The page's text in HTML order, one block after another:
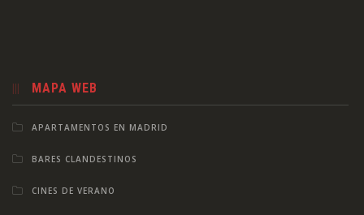
MAPA WEB
APARTAMENTOS EN MADRID
BARES CLANDESTINOS
CINES DE VERANO